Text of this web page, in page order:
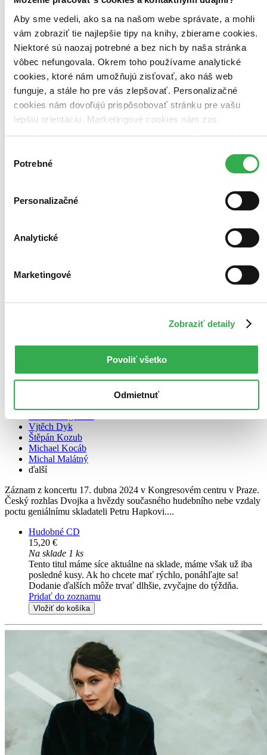
Aby sme vedeli, ako sa na našom webe správate, a mohli
vám zobraziť tie najlepšie tipy na knihy, zbierame cookies.
Niektoré sú naozaj potrebné a bez nich by naša stránka
vôbec nefungovala. Okrem toho používame analytické
cookies, ktoré nám umožňujú zisťovať, ako náš web
funguje, a stále ho pre vás zlepšovať. Personalizačné
cookies nám dovoľujú prispôsobovať stránku pre vašu
lepšiu orientáciu. Marketingové cookies nám zas
umožňujú zobrazenie relevantnej reklamy. Niektoré údaje
keby sme mohli používať všetky tieto cookies. Ďakujeme!
súhlasu
Potrebné
Personalizačné
Analytické
Marketingové
Zobraziť detaily
Povoliť všetko
Odmietnuť
21,10 €
Viac ako 30 dní
Tento produkt je na objednávku a jeho dodanie môže trvať aj
viac ako 30 dní. Urobíme však všetko pre to, aby sme vašu
objednávku odoslali čo najskôr a o jej ceste vás budeme včas
informovať.
Pridať do zoznamu
Vložiť do košíka
Vjtěch Dyk
Štěpán Kozub
Michael Kocáb
Michal Malátný
ďalší
Záznam z koncertu 17. dubna 2024 v Kongresovém centru v Praze.
Český rozhlas Dvojka a hvězdy současného hudebního nebe vzdaly
poctu geniálnímu skladateli Petru Hapkovi....
Hudobné CD
15,20 €
Na sklade 1 ks
Tento titul máme síce aktuálne na sklade, máme však už iba
posledné kusy. Ak ho chcete mať rýchlo, ponáhľajte sa!
Dodanie ďalších môže trvať dlhšie, zvyčajne do týždňa.
Pridať do zoznamu
Vložiť do košíka